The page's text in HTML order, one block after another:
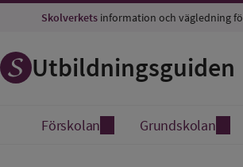
Skolverkets information och vägledning
Utbildningsguiden
Förskolan Grundskolan